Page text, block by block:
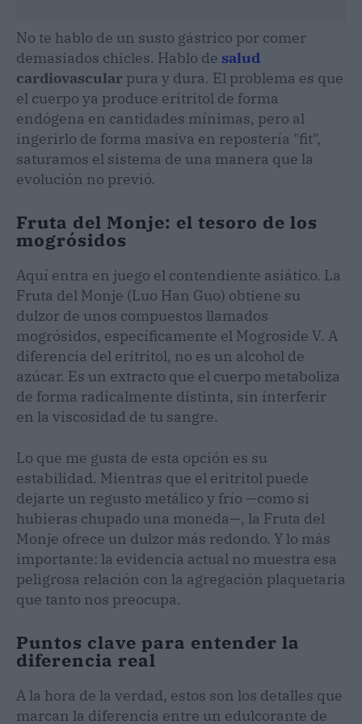
No te hablo de un susto gástrico por comer
demasiados chicles. Hablo de salud
cardiovascular pura y dura. El problema es que
el cuerpo ya produce eritritol de forma
endógena en cantidades mínimas, pero al
ingerirlo de forma masiva en repostería "fit",
saturamos el sistema de una manera que la
evolución no previó.
Fruta del Monje: el tesoro de los
mogrósidos
Aquí entra en juego el contendiente asiático. La
Fruta del Monje (Luo Han Guo) obtiene su
dulzor de unos compuestos llamados
mogrósidos, específicamente el Mogroside V. A
diferencia del eritritol, no es un alcohol de
azúcar. Es un extracto que el cuerpo metaboliza
de forma radicalmente distinta, sin interferir
en la viscosidad de tu sangre.
Lo que me gusta de esta opción es su
estabilidad. Mientras que el eritritol puede
dejarte un regusto metálico y frío —como si
hubieras chupado una moneda—, la Fruta del
Monje ofrece un dulzor más redondo. Y lo más
importante: la evidencia actual no muestra esa
peligrosa relación con la agregación plaquetaria
que tanto nos preocupa.
Puntos clave para entender la
diferencia real
A la hora de la verdad, estos son los detalles que
marcan la diferencia entre un edulcorante de